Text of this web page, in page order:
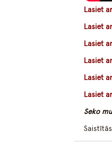
Lasiet
Lasiet
Lasiet
Lasiet
Lasiet
Lasiet
Seko